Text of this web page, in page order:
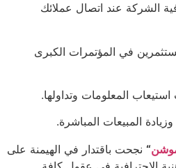
الشركة عند اتصال عملائك
في المؤتمرات الكبرى
المعلومات وتداولها.
المبيعات المباشرة.
“ نجحت باقتدار في الهيمنة على